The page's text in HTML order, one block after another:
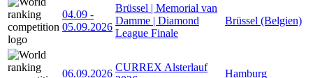
04.09 -
05.09.2026
Brüssel | Memorial van
Damme | Diamond
League Finale
Brüssel (Belgien)
06.09.2026
CURREX Alsterlauf
Hamburg